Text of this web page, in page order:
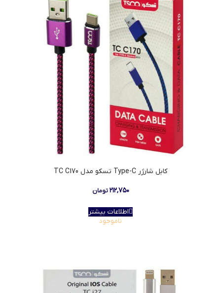
کابل شارژر Type-C تسکو مدل TC C170
۲۱۲,۷۵۰ تومان
اطلاعات بیشتر
ناموجود